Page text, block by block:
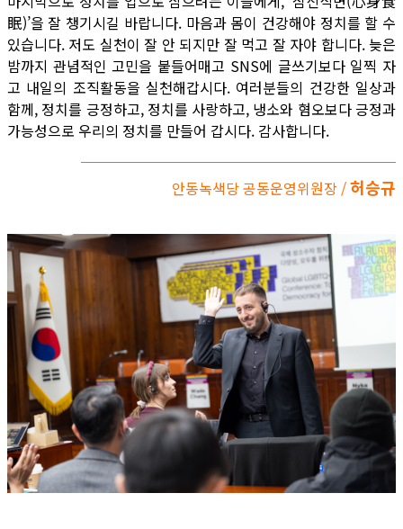
眠)’을 잘 챙기시길 바랍니다. 마음과 몸이 건강해야 정치를 할 수
있습니다. 저도 실천이 잘 안 되지만 잘 먹고 잘 자야 합니다. 늦은
밤까지 관념적인 고민을 붙들어매고 SNS에 글쓰기보다 일찍 자
고 내일의 조직활동을 실천해갑시다. 여러분들의 건강한 일상과
함께, 정치를 긍정하고, 정치를 사랑하고, 냉소와 혐오보다 긍정과
가능성으로 우리의 정치를 만들어 갑시다. 감사합니다.
안동녹색당 공동운영위원장 /허승규